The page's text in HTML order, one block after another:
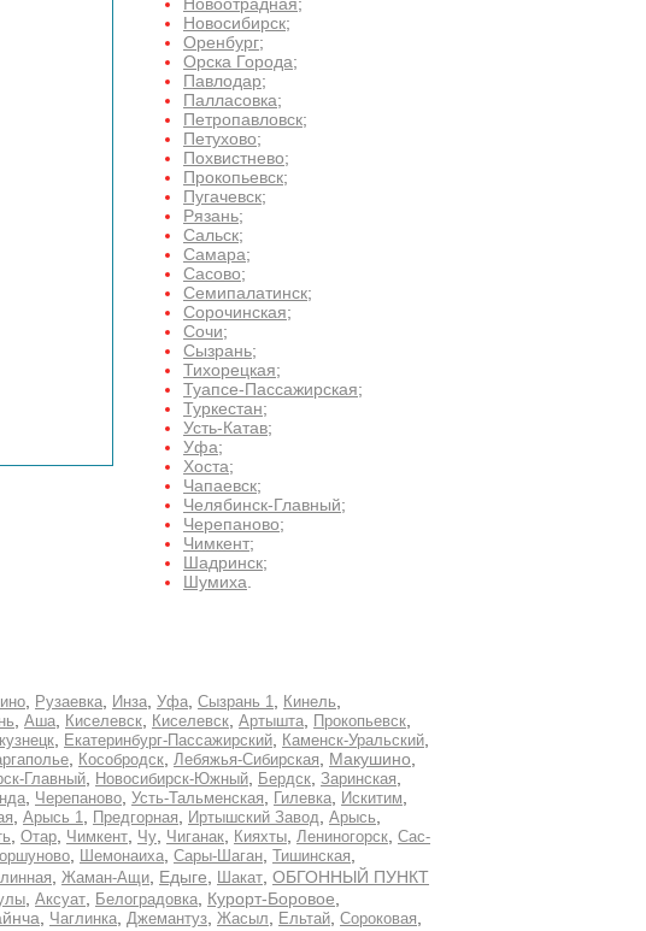
Новосибирск;
Оренбург;
Орска Города;
Павлодар;
Палласовка;
Петропавловск;
Петухово;
Похвистнево;
Прокопьевск;
Пугачевск;
Рязань;
Сальск;
Самара;
Сасово;
Семипалатинск;
Сорочинская;
Сочи;
Сызрань;
Тихорецкая;
Туапсе-Пассажирская;
Туркестан;
Усть-Катав;
Уфа;
Хоста;
Чапаевск;
Челябинск-Главный;
Черепаново;
Чимкент;
Шадринск;
Шумиха
Рузаевка Инза Уфа Сызрань 1 Кинель
Аша Киселевск Киселевск Артышта Прокопьевск
Екатеринбург-Пассажирский Каменск-Уральский
Кособродск Лебяжья-Сибирская Макушино
Главный Новосибирск-Южный Бердск Заринская
Черепаново Усть-Тальменская Гилевка Искитим
Арысь 1 Предгорная Иртышский Завод Арысь
Отар Чимкент Чу Чиганак Кияхты Лениногорск Сас-
Шемонаиха Сары-Шаган Тишинская
Жаман-Ащи Едыге Шакат ОБГОННЫЙ ПУНКТ
Аксуат Белоградовка Курорт-Боровое
Чаглинка Джемантуз Жасыл Ельтай Сороковая